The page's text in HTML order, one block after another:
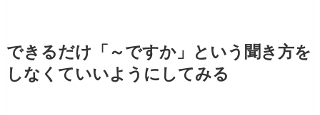
できるだけ「～ですか」という聞き方を
しなくていいようにしてみる